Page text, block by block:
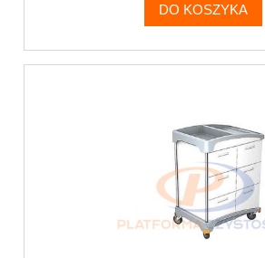
DO KOSZYKA